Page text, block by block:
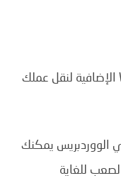
هل تبحث عن أفضل مكونات WordPress الإضافية لنقل عملك
الووردبريس يمكنك
للغاية